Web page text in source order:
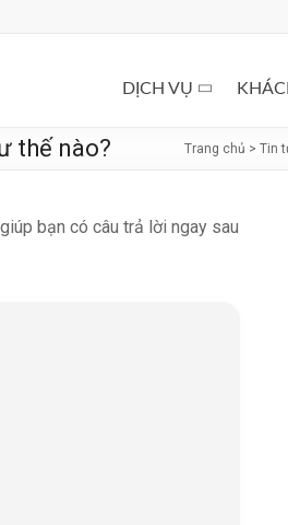
DỊCH VỤ
thế nào? Trang chủ > Tin
bạn có câu trả lời ngay sau